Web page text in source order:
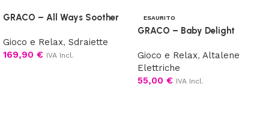
GRACO – All Ways Soother
Gioco e Relax, Sdraiette
169,90 € IVA Incl.
ESAURITO
GRACO – Baby Delight
Gioco e Relax, Altalene
Elettriche
55,00 € IVA Incl.